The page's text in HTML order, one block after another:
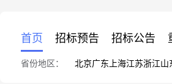
首页 招标预告 招标公告
省份地区： 北京广东 上海江苏浙江山